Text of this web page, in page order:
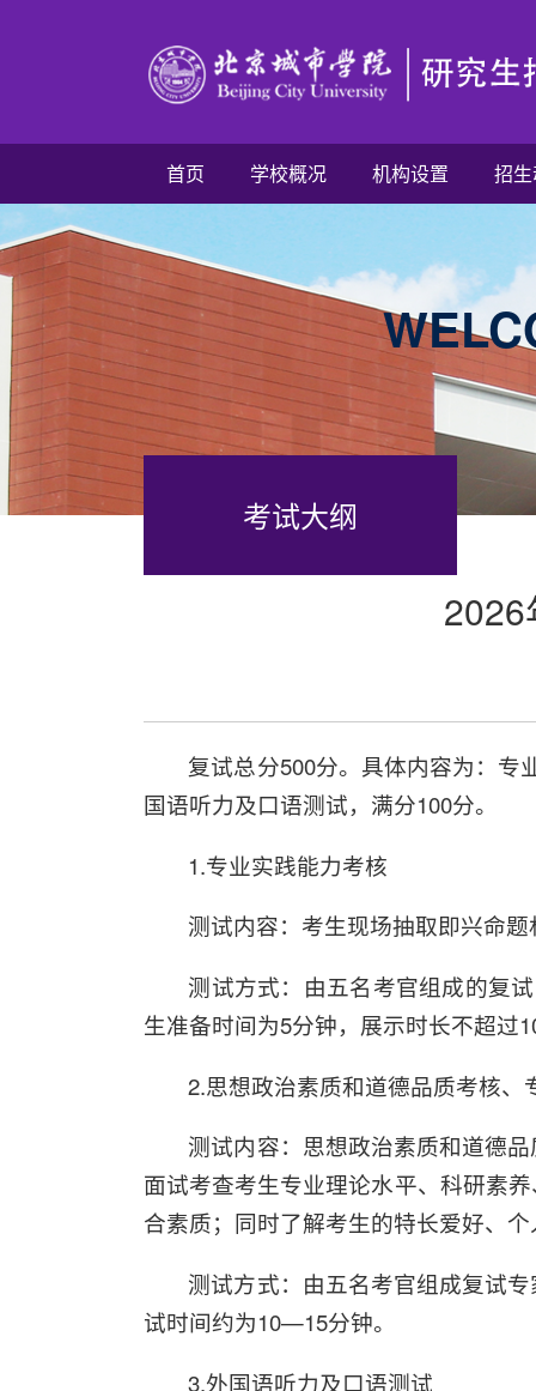
首页 学校概况 机构设置 招
考试大纲
复试总分500分。具体内容为：专
国语听力及口语测试，满分100分。
1.专业实践能力考核
测试内容：考生现场抽取即兴命
测试方式：由五名考官组成的复
生准备时间为5分钟，展示时长不超过
2.思想政治素质和道德品质考核、
测试内容：思想政治素质和道德
面试考查考生专业理论水平、科研素
合素质；同时了解考生的特长爱好、
测试方式：由五名考官组成复试
试时间约为10—15分钟。
3.外国语听力及口语测试